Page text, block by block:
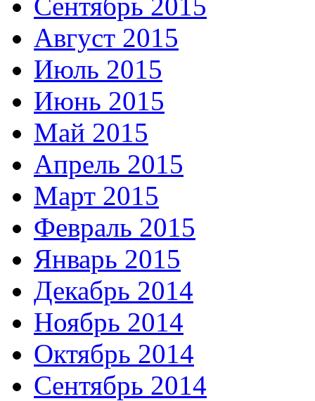
Сентябрь 2015
Август 2015
Июль 2015
Июнь 2015
Май 2015
Апрель 2015
Март 2015
Февраль 2015
Январь 2015
Декабрь 2014
Ноябрь 2014
Октябрь 2014
Сентябрь 2014